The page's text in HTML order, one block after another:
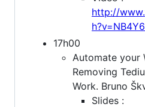
http://
17h00
Automate your
Removing
Work. Bruno
Slides :